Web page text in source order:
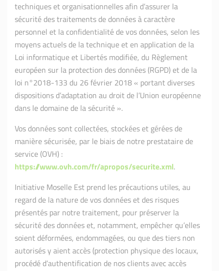
techniques et organisationnelles afin d’assurer la
sécurité des traitements de données à caractère
personnel et la confidentialité de vos données, selon les
moyens actuels de la technique et en application de la
Loi informatique et Libertés modifiée, du Règlement
européen sur la protection des données (RGPD) et de la
loi n°2018-133 du 26 février 2018 « portant diverses
dispositions d’adaptation au droit de l’Union européenne
dans le domaine de la sécurité ».
Vos données sont collectées, stockées et gérées de
manière sécurisée, par le biais de notre prestataire de
service (OVH) :
https://www.ovh.com/fr/apropos/securite.xml.
Initiative Moselle Est prend les précautions utiles, au
regard de la nature de vos données et des risques
présentés par notre traitement, pour préserver la
sécurité des données et, notamment, empêcher qu’elles
soient déformées, endommagées, ou que des tiers non
autorisés y aient accès (protection physique des locaux,
procédé d’authentification de nos clients avec accès